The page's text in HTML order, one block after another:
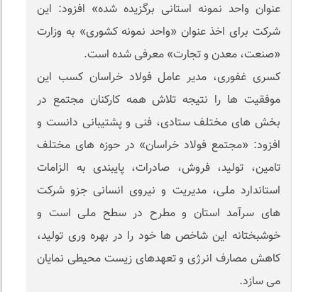
عنوان واحد نمونه استانی برگزیده شده» افزود: این
شرکت برای اخذ عنوان «واحد نمونه کشوری» به وزارت
«صنعت، معدن و تجارت» معرفی شده است.
کسری غفوری، مدیر عامل فولاد خراسان کسب این
موفقیت ها را نتیجه تلاش همه کارکنان مجتمع در
بخش های مختلف ستادی، فنی و پشتیبانی دانست و
افزود: «مجتمع فولاد خراسان» در حوزه های مختلف
تامین، تولید، فروش، صادرات، پایبندی به الزامات
استاندارد ملی، مدیریت و نیروی انسانی جزو شرکت
های سرآمد استان و مطرح در سطح ملی است و
خوشبختانه این شاخص ها خود را در بهره وری تولید،
کاهش مصارف انرژی و تعهدهای زیست محیطی نمایان
می سازد.